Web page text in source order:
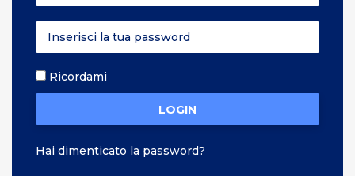
Ricordami
LOGIN
Hai dimenticato la password?